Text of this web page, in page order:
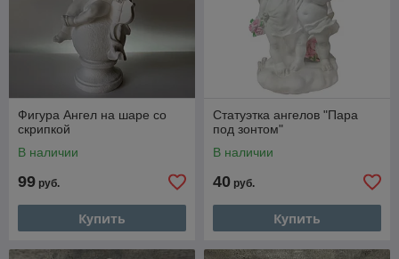
Фигура Ангел на шаре со
скрипкой
В наличии
99 руб.
Купить
Статуэтка ангелов "Пара
под зонтом"
В наличии
40 руб.
Купить